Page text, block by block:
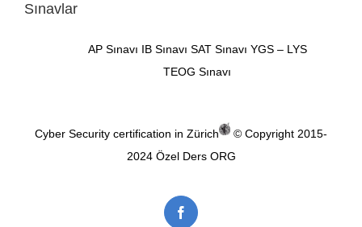
Sınavlar
AP Sınavı IB Sınavı SAT Sınavı YGS – LYS
TEOG Sınavı
Cyber Security certification in Zürich
© Copyright 2015-
2024 Özel Ders ORG
Facebook